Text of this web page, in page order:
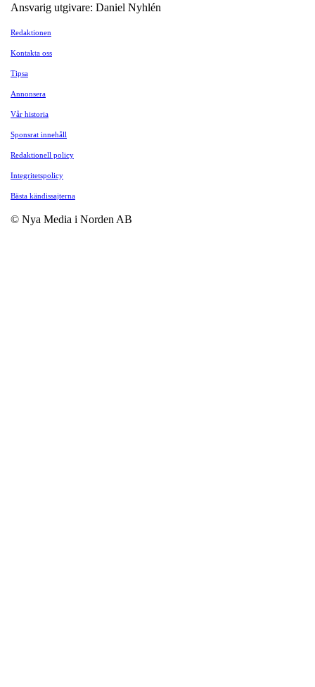
Ansvarig utgivare: Daniel Nyhlén
Redaktionen
Kontakta oss
Tipsa
Annonsera
Vår historia
Sponsrat innehåll
Redaktionell policy
Integritetspolicy
Bästa kändissajterna
© Nya Media i Norden AB